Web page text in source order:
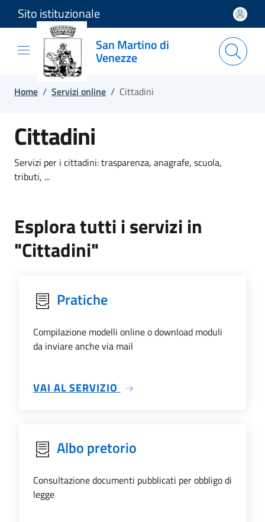
Salta e vai al contenuto
Salta e vai al footer
Sito istituzionale
San Martino di
Venezze
Home / Servizi online / Cittadini
Cittadini
Servizi per i cittadini: trasparenza, anagrafe, scuola,
tributi, ...
Esplora tutti i servizi in
"Cittadini"
Pratiche
Compilazione modelli online o download moduli
da inviare anche via mail
VAI AL SERVIZIO SU PRATICHE
Albo pretorio
Consultazione documenti pubblicati per obbligo di
legge